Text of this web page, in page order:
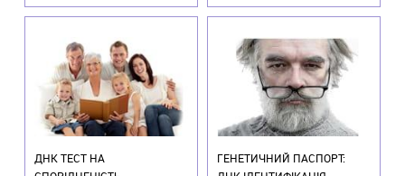
ДНК ТЕСТ НА
ГЕНЕТИЧНИЙ ПАСПОРТ: